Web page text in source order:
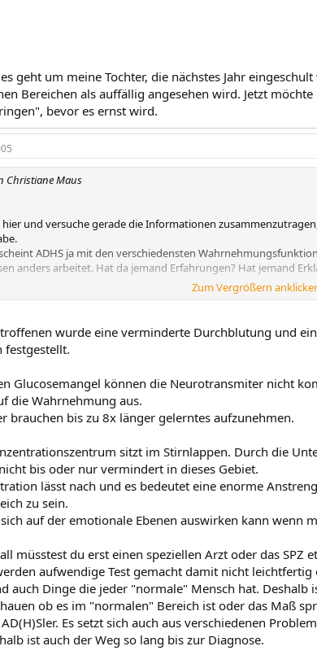
es geht um meine Tochter, die nächstes Jahr
Bereichen als auffällig angesehen wird. Jetzt
bevor es ernst wird.
Christiane Maus
hier und versuche gerade die Informationen
ADHS ja mit den verschiedensten
anders arbeitet. Hat da jemand Erfahrungen? Hat jemand
es geht um meine Tochter, die nächstes Jahr eingeschult
Zum Vergrößern
wurde eine verminderte Durchblutung und
festgestellt.
Glucosemangel können die Neurotransmiter nicht
die Wahrnehmung aus.
brauchen bis zu 8x länger gelerntes aufzunehmen.
sitzt im Stirnlappen. Durch die
bis oder nur vermindert in dieses Gebiet.
lässt nach und es bedeutet eine enorme
zu sein.
sich auf der emotionale Ebenen auswirken kann wenn
müsstest du erst einen speziellen Arzt oder das SPZ
aufwendige Test gemacht damit nicht
auch Dinge die jeder "normale" Mensch hat.
ob es im "normalen" Bereich ist oder das Maß
Es setzt sich auch aus verschiedenen
ist auch der Weg so lang bis zur Diagnose.